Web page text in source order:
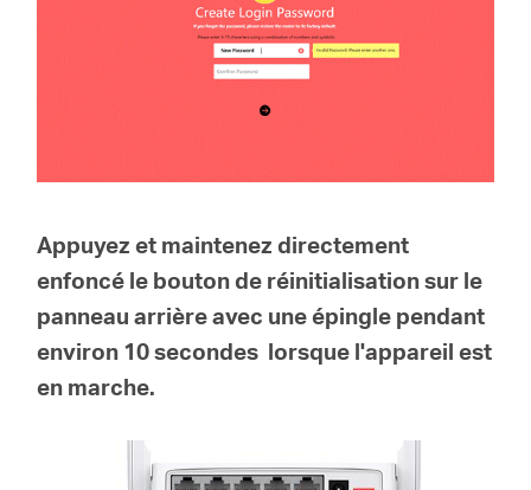
Appuyez et maintenez directement
enfoncé le bouton de réinitialisation sur le
panneau arrière avec une épingle pendant
environ 10 secondes lorsque l'appareil est
en marche.